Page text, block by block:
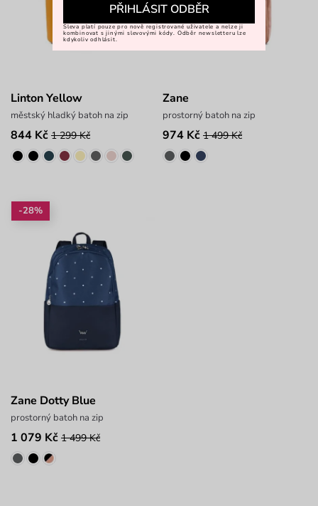
Linton Yellow
městský hladký batoh na zip
844 Kč 1 299 Kč
Zane
prostorný batoh na zip
974 Kč 1 499 Kč
-28%
Zane Dotty Blue
prostorný batoh na zip
1 079 Kč 1 499 Kč
PŘIHLÁSIT ODBĚR
Sleva platí pouze pro nově registrované uživatele a nelze ji
kombinovat s jinými slevovými kódy. Odběr newsletteru lze
kdykoliv odhlásit.